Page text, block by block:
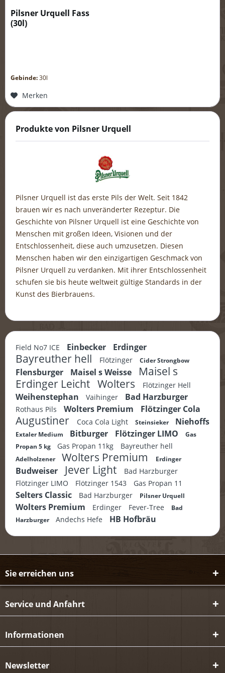
Pilsner Urquell Fass
(30l)
Gebinde:30l
Merken
Produkte von Pilsner Urquell
Pilsner Urquell ist das erste Pils der Welt. Seit 1842
brauen wir es nach unveränderter Rezeptur. Die
Geschichte von Pilsner Urquell ist eine Geschichte von
Menschen mit großen Ideen, Visionen und der
Entschlossenheit, diese auch umzusetzen. Diesen
Menschen haben wir den einzigartigen Geschmack von
Pilsner Urquell zu verdanken. Mit ihrer Entschlossenheit
schufen sie bis heute weltweit gültige Standards in der
Kunst des Bierbrauens.
Field No7 ICE Einbecker Erdinger
Bayreuther hell Flötzinger Cider Strongbow
Flensburger Maisel s Weisse
Maisel s
Erdinger Leicht Wolters Flötzinger Hell
Weihenstephan Vaihinger Bad Harzburger
Rothaus Pils Wolters Premium Flötzinger Cola
Augustiner Coca Cola Light Steinsieker Niehoffs
Extaler Medium Bitburger Flötzinger LIMO
Gas
Propan 5 kg
Gas Propan 11kg Bayreuther hell
Adelholzener Wolters Premium Erdinger
Budweiser Jever Light
Bad Harzburger
Flötzinger LIMO
Flötzinger 1543 Gas Propan 11
Selters Classic Bad Harzburger Pilsner Urquell
Wolters Premium Erdinger Fever-Tree
Bad
Harzburger
Andechs Hefe HB Hofbräu
Sie erreichen uns
Service und Anfahrt
Informationen
Newsletter